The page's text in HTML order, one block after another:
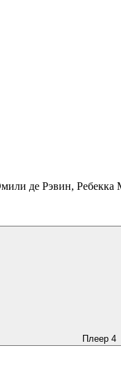
де Рэвин, Ребекка
Плеер 4